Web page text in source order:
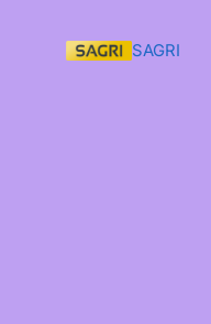
SAGRI